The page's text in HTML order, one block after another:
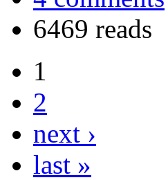
6469 reads
1
2
next ›
last »